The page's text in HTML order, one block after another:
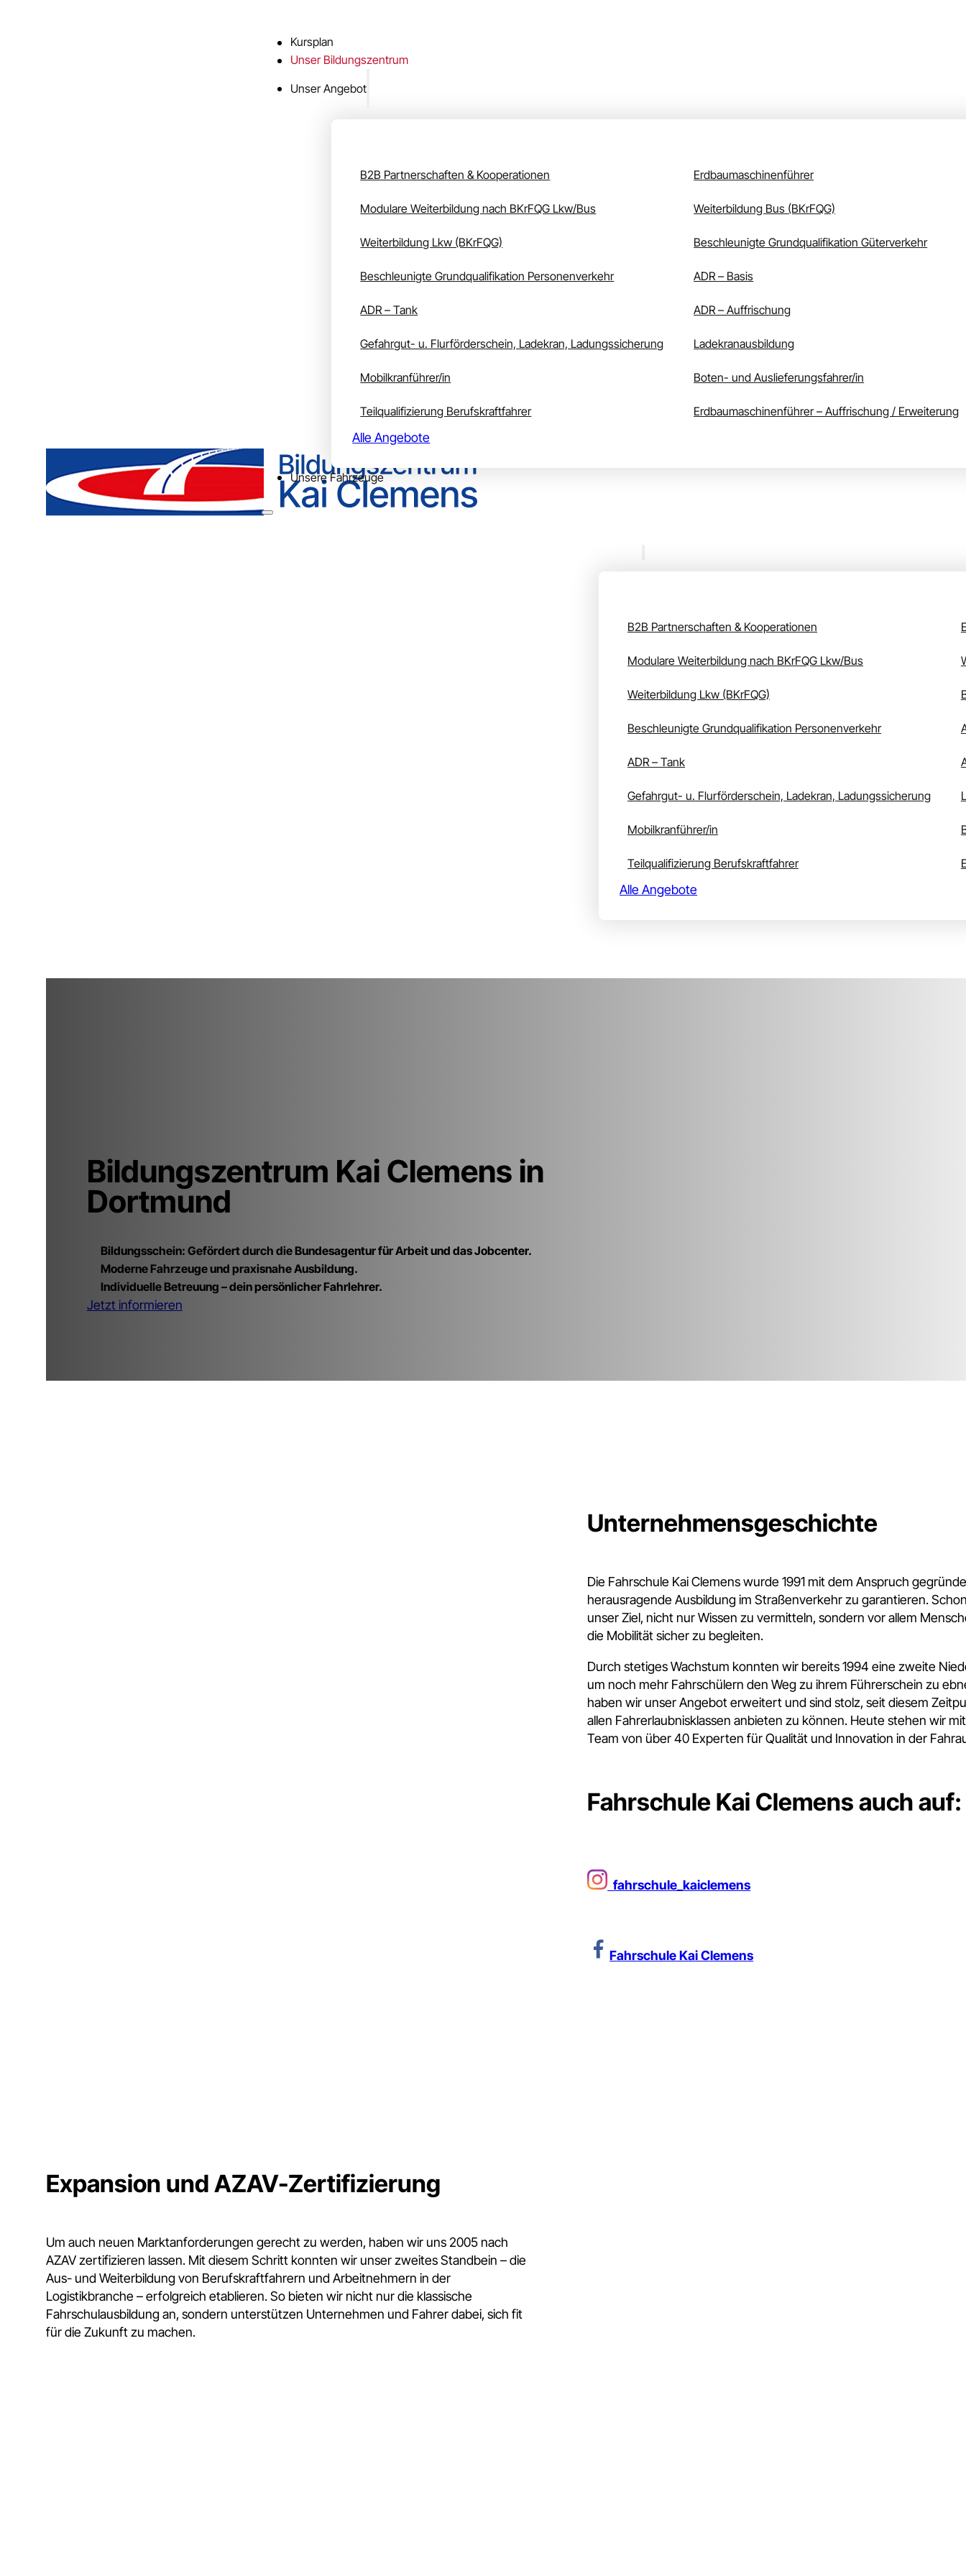
Kursplan
Unser Bildungszentrum
Unser Angebot
B2B Partnerschaften & Kooperationen Erdbaumaschinenführer
Modulare Weiterbildung nach BKrFQG Lkw/Bus Weiterbildung Bus (BKrFQG)
Weiterbildung Lkw (BKrFQG) Beschleunigte Grundqualifikation Güterverkehr
Beschleunigte Grundqualifikation Personenverkehr ADR – Basis
ADR – Tank ADR – Auffrischung
Gefahrgut- u. Flurförderschein, Ladekran, Ladungssicherung Ladekranausbildung
Mobilkranführer/in Boten- und Auslieferungsfahrer/in
Teilqualifizierung Berufskraftfahrer Erdbaumaschinenführer – Auffrischung / Erweiterung
Alle Angebote
Unsere Fahrzeuge
B2B Partnerschaften & Kooperationen
Modulare Weiterbildung nach BKrFQG Lkw/Bus
Weiterbildung Lkw (BKrFQG)
Beschleunigte Grundqualifikation Personenverkehr
ADR – Tank
Gefahrgut- u. Flurförderschein, Ladekran, Ladungssicherung
Mobilkranführer/in
Teilqualifizierung Berufskraftfahrer
Alle Angebote
Bildungszentrum Kai Clemens in
Dortmund
Bildungsschein: Gefördert durch die Bundesagentur für Arbeit und das Jobcenter.
Moderne Fahrzeuge und praxisnahe Ausbildung.
Individuelle Betreuung – dein persönlicher Fahrlehrer.
Jetzt informieren
Unternehmensgeschichte
Die Fahrschule Kai Clemens wurde 1991 mit dem Anspruch
herausragende Ausbildung im Straßenverkehr zu garantieren.
unser Ziel, nicht nur Wissen zu vermitteln, sondern vor allem
die Mobilität sicher zu begleiten.
Durch stetiges Wachstum konnten wir bereits 1994 eine zweite
um noch mehr Fahrschülern den Weg zu ihrem Führerschein zu
haben wir unser Angebot erweitert und sind stolz, seit diesem
allen Fahrerlaubnisklassen anbieten zu können. Heute stehen wir
Team von über 40 Experten für Qualität und Innovation in der
Fahrschule Kai Clemens auch auf:
fahrschule_kaiclemens
Fahrschule Kai Clemens
Expansion und AZAV-Zertifizierung
Um auch neuen Marktanforderungen gerecht zu werden, haben wir uns 2005 nach
AZAV zertifizieren lassen. Mit diesem Schritt konnten wir unser zweites Standbein – die
Aus- und Weiterbildung von Berufskraftfahrern und Arbeitnehmern in der
Logistikbranche – erfolgreich etablieren. So bieten wir nicht nur die klassische
Fahrschulausbildung an, sondern unterstützen Unternehmen und Fahrer dabei, sich fit
für die Zukunft zu machen.